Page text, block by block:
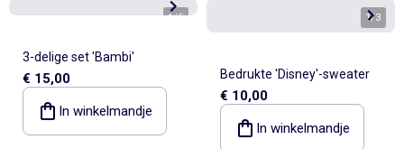
1/5
3-delige set 'Bambi'
€ 15,00
In winkelmandje
1/3
Bedrukte 'Disney'-sweater
€ 10,00
In winkelmandje